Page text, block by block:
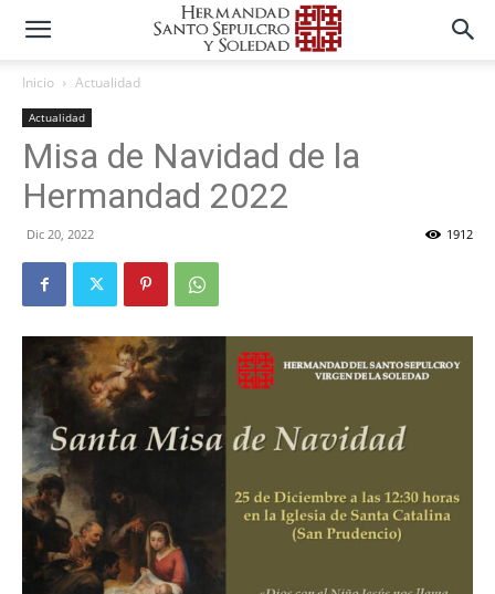
Inicio Actualidad
Actualidad
Misa de Navidad de la
Hermandad 2022
Dic 20, 2022 1912